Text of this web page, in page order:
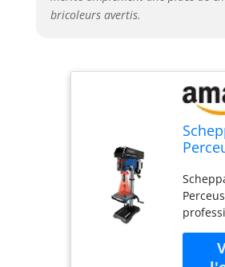
bricoleurs avertis.
550
en
|
fonte |